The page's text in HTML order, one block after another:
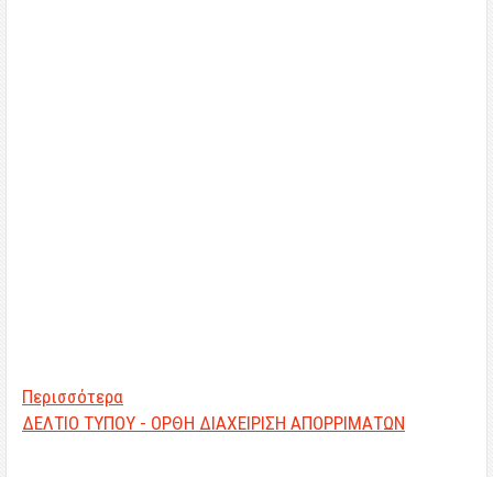
Περισσότερα
ΔΕΛΤΙΟ ΤΥΠΟΥ - ΟΡΘΗ ΔΙΑΧΕΙΡΙΣΗ ΑΠΟΡΡΙΜΑΤΩΝ